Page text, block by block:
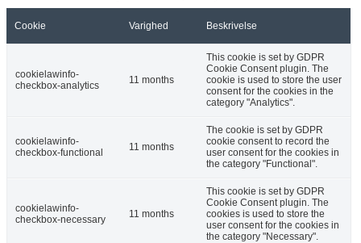
Cookie Varighed Beskrivelse
cookielawinfo-
checkbox-analytics
11 months
This cookie is set by GDPR
Cookie Consent plugin. The
cookie is used to store the user
consent for the cookies in the
category "Analytics".
cookielawinfo-
checkbox-functional
11 months
The cookie is set by GDPR
cookie consent to record the
user consent for the cookies in
the category "Functional".
cookielawinfo-
checkbox-necessary
11 months
This cookie is set by GDPR
Cookie Consent plugin. The
cookies is used to store the
user consent for the cookies in
the category "Necessary".